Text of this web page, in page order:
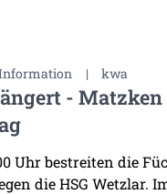
| kwa
-
Uhr bestreiten die
die HSG Wetzlar.